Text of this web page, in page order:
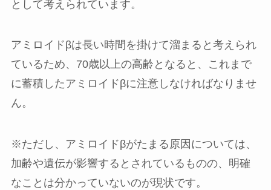
として考えられています。
アミロイドβは長い時間を掛けて溜まると考えられ
ているため、70歳以上の高齢となると、これまで
に蓄積したアミロイドβに注意しなければなりませ
ん。
※ただし、アミロイドβがたまる原因については、
加齢や遺伝が影響するとされているものの、明確
なことは分かっていないのが現状です。